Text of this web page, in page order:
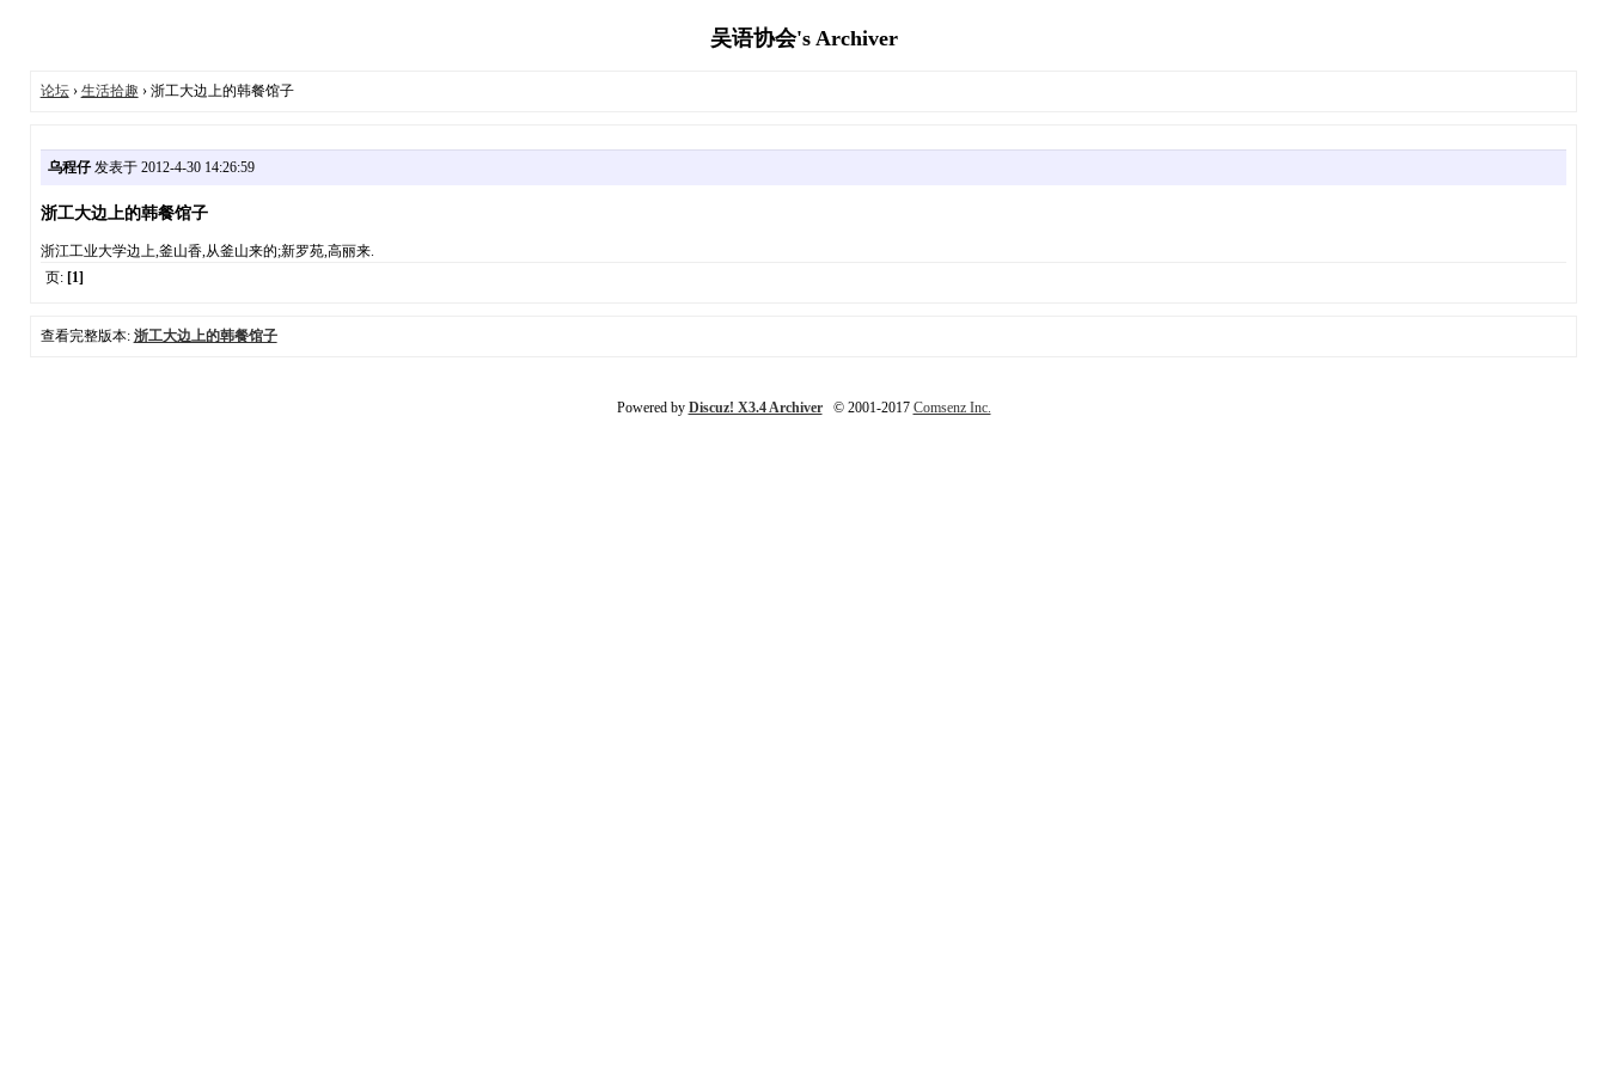
吴语协会's Archiver
论坛› 生活拾趣 › 浙工大边上的韩餐馆子
乌程仔发表于 2012-4-30 14:26:59
浙工大边上的韩餐馆子
浙江工业大学边上,釜山香,从釜山来的;新罗苑,高丽来.
页: [1]
查看完整版本: 浙工大边上的韩餐馆子
Powered by Discuz! X3.4 Archiver© 2001-2017 Comsenz Inc.